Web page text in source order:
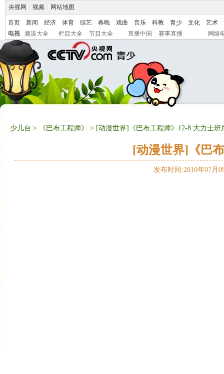
央视网 视频 网站地图
首页 新闻 经济 体育 综艺 春晚 戏曲 音乐 科教 青少 文化
艺术
电视
频道大全 栏目大全 节目大全 直播中国 赛事直播 网络
少儿台 > 《巴布工程师》 > [动漫世界]《巴布工程师》12-8 大力士班
[动漫世界]《巴
发布时间:2010年07月